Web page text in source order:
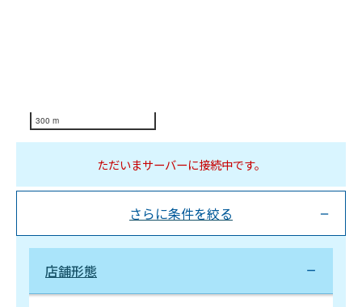
300 m
ただいまサーバーに接続中です。
さらに条件を絞る
店舗形態